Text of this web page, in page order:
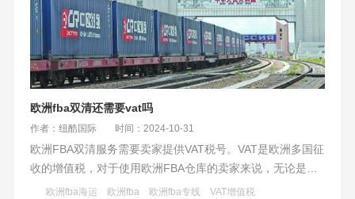
欧洲fba双清还需要vat吗
作者：纽酷国际 时间：2024-10-31
欧洲FBA双清服务需要卖家提供VAT税号。VAT是欧洲多国征
收的增值税，对于使用欧洲FBA仓库的卖家来说，无论是否
为欧盟成员国，都需要注册并提供VAT税号以完成清关和税
欧洲fba海运 欧洲fba 欧洲fba专线
VAT增值税